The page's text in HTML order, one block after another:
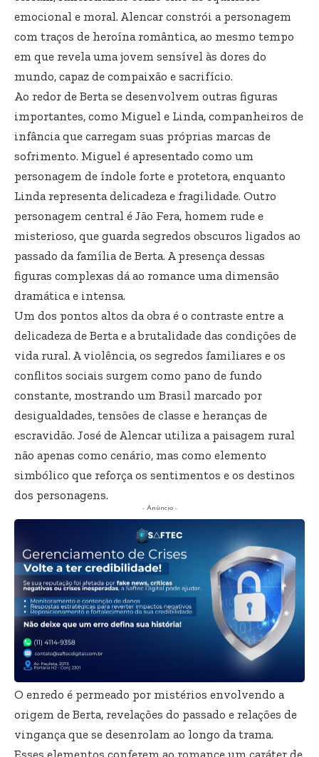
emocional e moral. Alencar constrói a personagem
com traços de heroína romântica, ao mesmo tempo
em que revela uma jovem sensível às dores do
mundo, capaz de compaixão e sacrifício.
Ao redor de Berta se desenvolvem outras figuras
importantes, como Miguel e Linda, companheiros de
infância que carregam suas próprias marcas de
sofrimento. Miguel é apresentado como um
personagem de índole forte e protetora, enquanto
Linda representa delicadeza e fragilidade. Outro
personagem central é Jão Fera, homem rude e
misterioso, que guarda segredos obscuros ligados ao
passado da família de Berta. A presença dessas
figuras complexas dá ao romance uma dimensão
dramática e intensa.
Um dos pontos altos da obra é o contraste entre a
delicadeza de Berta e a brutalidade das condições de
vida rural. A violência, os segredos familiares e os
conflitos sociais surgem como pano de fundo
constante, mostrando um Brasil marcado por
desigualdades, tensões de classe e heranças de
escravidão. José de Alencar utiliza a paisagem rural
não apenas como cenário, mas como elemento
simbólico que reforça os sentimentos e os destinos
dos personagens.
- Anúncio -
O enredo é permeado por mistérios envolvendo a
origem de Berta, revelações do passado e relações de
vingança que se desenrolam ao longo da trama.